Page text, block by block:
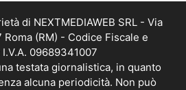
di NEXTMEDIAWEB SRL - Via
Roma (RM) - Codice Fiscale e
09689341007
testata giornalistica, in quanto
alcuna periodicità. Non può